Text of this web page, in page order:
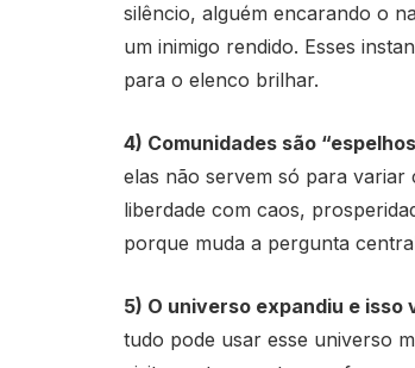
silêncio, alguém encarando o
um inimigo rendido. Esses
para o elenco brilhar.
4) Comunidades são
elas não servem só para variar
liberdade com caos,
porque muda a pergunta
5) O universo expandiu e
tudo pode usar esse universo